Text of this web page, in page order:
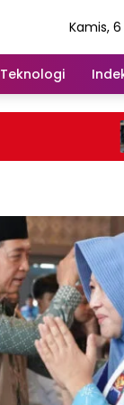
Kamis,
Teknologi
SatpolPP
Sita